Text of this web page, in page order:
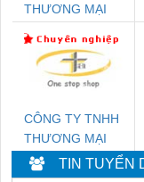
THƯƠNG MẠI
THUẬT ĐIỆN CƠ
GIA HƯNG PHÁT
CÔNG TY TNHH
THƯƠNG MẠI
THIÊN ÂN VIỆT
NAM
TIN TUYỂN